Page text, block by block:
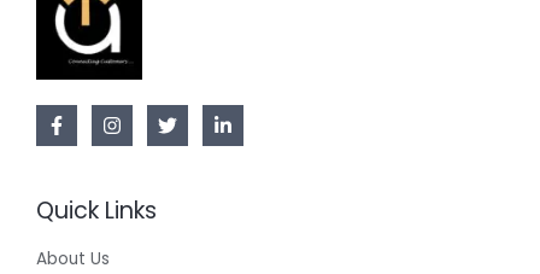
Quick Links
About Us